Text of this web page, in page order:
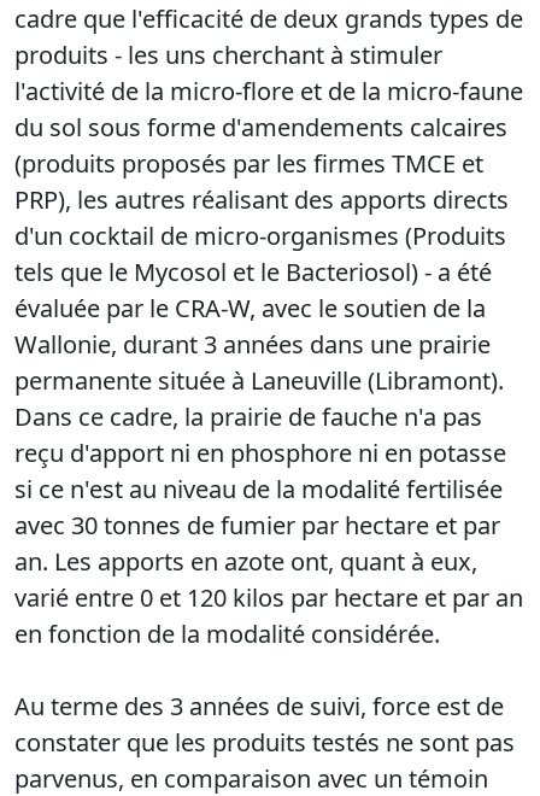
cadre que l'efficacité de deux grands types de
produits - les uns cherchant à stimuler
l'activité de la micro-flore et de la micro-faune
du sol sous forme d'amendements calcaires
(produits proposés par les firmes TMCE et
PRP), les autres réalisant des apports directs
d'un cocktail de micro-organismes (Produits
tels que le Mycosol et le Bacteriosol) - a été
évaluée par le CRA-W, avec le soutien de la
Wallonie, durant 3 années dans une prairie
permanente située à Laneuville (Libramont).
Dans ce cadre, la prairie de fauche n'a pas
reçu d'apport ni en phosphore ni en potasse
si ce n'est au niveau de la modalité fertilisée
avec 30 tonnes de fumier par hectare et par
an. Les apports en azote ont, quant à eux,
varié entre 0 et 120 kilos par hectare et par an
en fonction de la modalité considérée.
Au terme des 3 années de suivi, force est de
constater que les produits testés ne sont pas
parvenus, en comparaison avec un témoin